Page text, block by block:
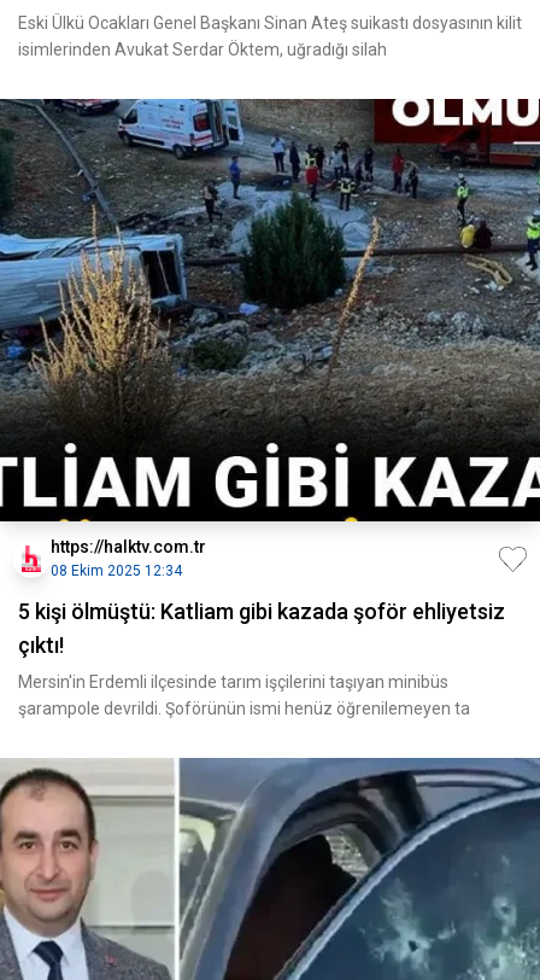
Eski Ülkü Ocakları Genel Başkanı Sinan Ateş suikastı dosyasının kilit
isimlerinden Avukat Serdar Öktem, uğradığı silah
https://halktv.com.tr
08 Ekim 2025 12:34
5 kişi ölmüştü: Katliam gibi kazada şoför ehliyetsiz
çıktı!
Mersin'in Erdemli ilçesinde tarım işçilerini taşıyan minibüs
şarampole devrildi. Şoförünün ismi henüz öğrenilemeyen ta